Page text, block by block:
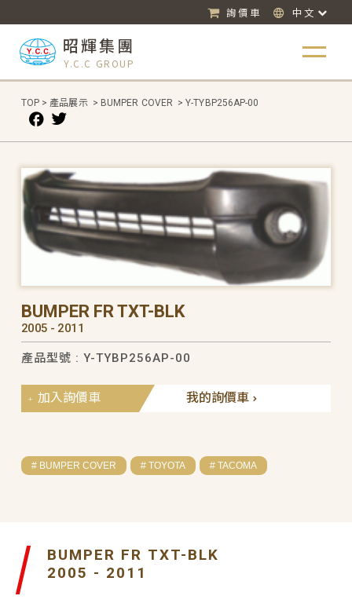
詢價車 中文
昭輝集團
Y.C.C GROUP
TOP > 產品展示 > BUMPER COVER > Y-TYBP256AP-00
BUMPER FR TXT-BLK
2005 - 2011
產品型號 : Y-TYBP256AP-00
我的詢價車
加入詢價車
# BUMPER COVER # TOYOTA # TACOMA
BUMPER FR TXT-BLK
2005 - 2011